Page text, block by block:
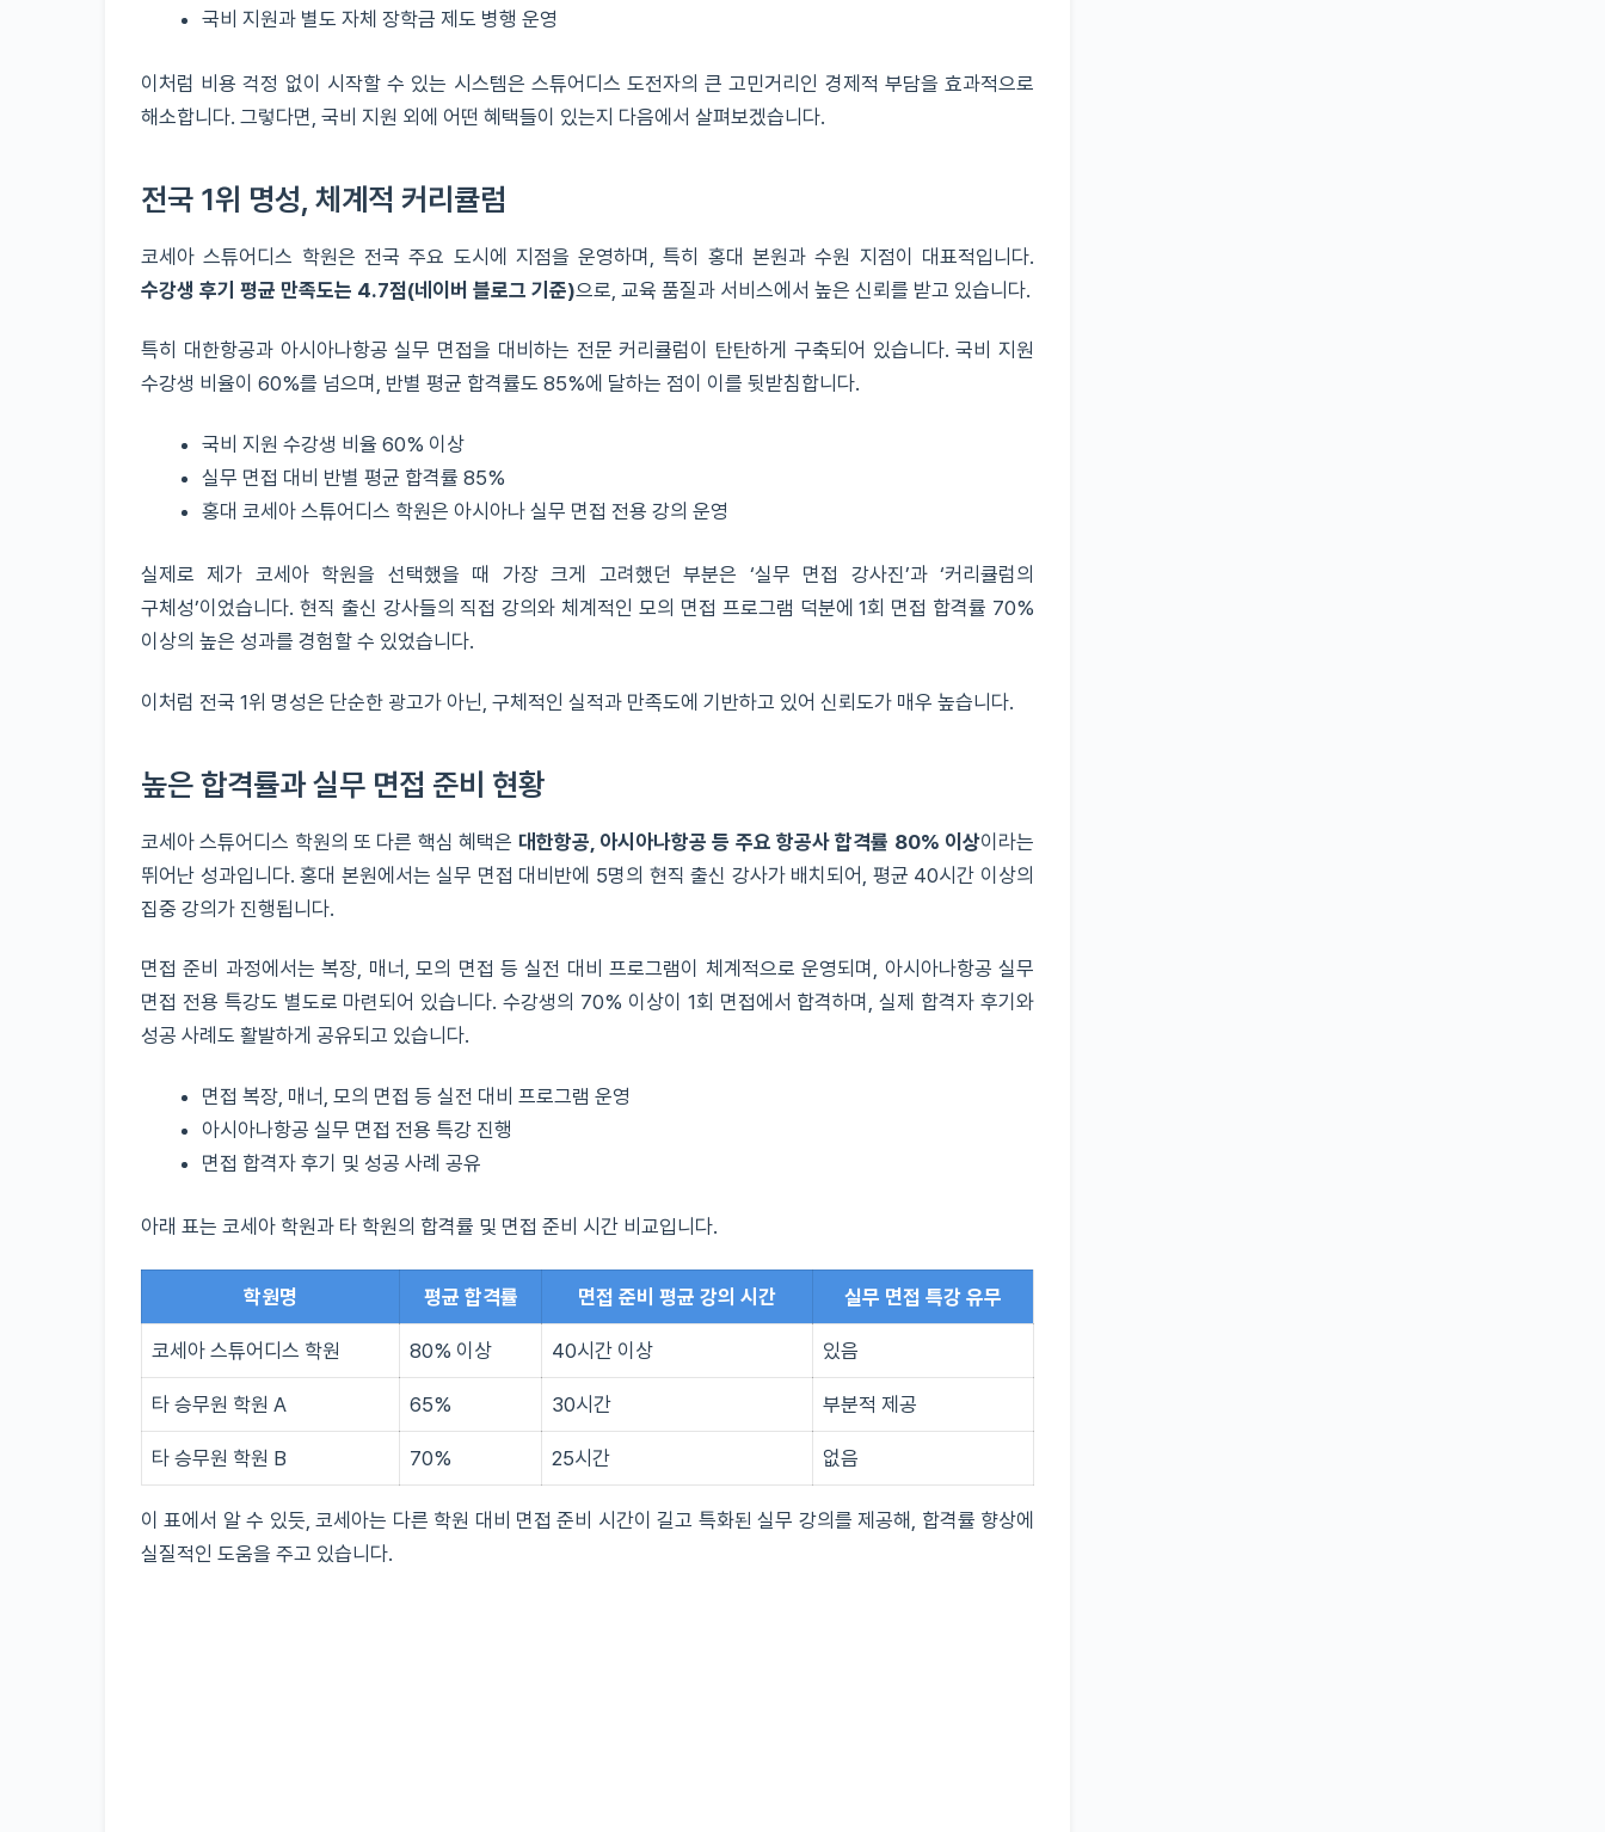
국비 지원과 별도 자체 장학금 제도 병행 운영
이처럼 비용 걱정 없이 시작할 수 있는 시스템은 스튜어디스 도전자의 큰 고민거리인 경제적 부담을 효과적으로
해소합니다. 그렇다면, 국비 지원 외에 어떤 혜택들이 있는지 다음에서 살펴보겠습니다.
전국 1위 명성, 체계적 커리큘럼
코세아 스튜어디스 학원은 전국 주요 도시에 지점을 운영하며, 특히 홍대 본원과 수원 지점이 대표적입니다.
수강생 후기 평균 만족도는 4.7점(네이버 블로그 기준)으로, 교육 품질과 서비스에서 높은 신뢰를 받고 있습니다.
특히 대한항공과 아시아나항공 실무 면접을 대비하는 전문 커리큘럼이 탄탄하게 구축되어 있습니다. 국비 지원
수강생 비율이 60%를 넘으며, 반별 평균 합격률도 85%에 달하는 점이 이를 뒷받침합니다.
국비 지원 수강생 비율 60% 이상
실무 면접 대비 반별 평균 합격률 85%
홍대 코세아 스튜어디스 학원은 아시아나 실무 면접 전용 강의 운영
실제로 제가 코세아 학원을 선택했을 때 가장 크게 고려했던 부분은 ‘실무 면접 강사진’과 ‘커리큘럼의
구체성’이었습니다. 현직 출신 강사들의 직접 강의와 체계적인 모의 면접 프로그램 덕분에 1회 면접 합격률 70%
이상의 높은 성과를 경험할 수 있었습니다.
이처럼 전국 1위 명성은 단순한 광고가 아닌, 구체적인 실적과 만족도에 기반하고 있어 신뢰도가 매우 높습니다.
높은 합격률과 실무 면접 준비 현황
코세아 스튜어디스 학원의 또 다른 핵심 혜택은 대한항공, 아시아나항공 등 주요 항공사 합격률 80% 이상이라는
뛰어난 성과입니다. 홍대 본원에서는 실무 면접 대비반에 5명의 현직 출신 강사가 배치되어, 평균 40시간 이상의
집중 강의가 진행됩니다.
면접 준비 과정에서는 복장, 매너, 모의 면접 등 실전 대비 프로그램이 체계적으로 운영되며, 아시아나항공 실무
면접 전용 특강도 별도로 마련되어 있습니다. 수강생의 70% 이상이 1회 면접에서 합격하며, 실제 합격자 후기와
성공 사례도 활발하게 공유되고 있습니다.
면접 복장, 매너, 모의 면접 등 실전 대비 프로그램 운영
아시아나항공 실무 면접 전용 특강 진행
면접 합격자 후기 및 성공 사례 공유
아래 표는 코세아 학원과 타 학원의 합격률 및 면접 준비 시간 비교입니다.
학원명 평균 합격률 면접 준비 평균 강의 시간 실무 면접 특강 유무
코세아 스튜어디스 학원 80% 이상 40시간 이상 있음
타 승무원 학원 A 65% 30시간 부분적 제공
타 승무원 학원 B 70% 25시간 없음
이 표에서 알 수 있듯, 코세아는 다른 학원 대비 면접 준비 시간이 길고 특화된 실무 강의를 제공해, 합격률 향상에
실질적인 도움을 주고 있습니다.